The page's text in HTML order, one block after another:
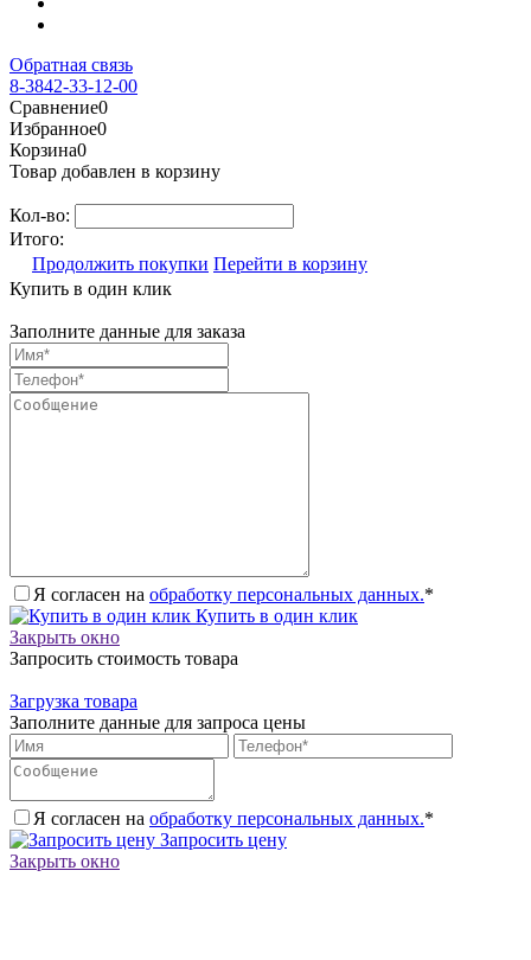
Обратная связь
8-3842-33-12-00
Сравнение0
Избранное0
Корзина0
Товар добавлен в корзину
Кол-во:
Итого:
Продолжить покупки Перейти в корзину
Купить в один клик
Заполните данные для заказа
Я согласен на обработку персональных данных.*
Купить в один клик
Закрыть окно
Запросить стоимость товара
Загрузка товара
Заполните данные для запроса цены
Я согласен на обработку персональных данных.*
Запросить цену
Закрыть окно